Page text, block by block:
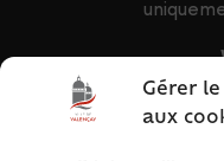
Gérer
aux
9h –